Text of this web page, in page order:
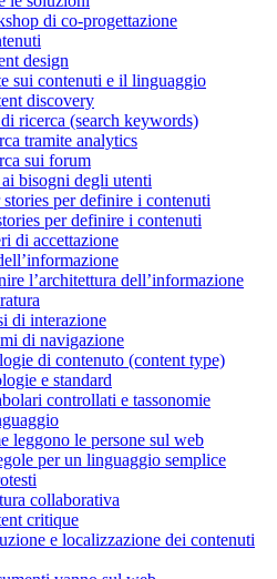
di co-progettazione
design
sui contenuti e il linguaggio
discovery
ricerca (search keywords)
tramite analytics
sui forum
bisogni degli utenti
per definire i contenuti
per definire i contenuti
di accettazione
l’architettura dell’informazione
di interazione
di navigazione
di contenuto (content type)
e standard
controllati e tassonomie
leggono le persone sul web
per un linguaggio semplice
collaborativa
critique
e localizzazione dei contenuti